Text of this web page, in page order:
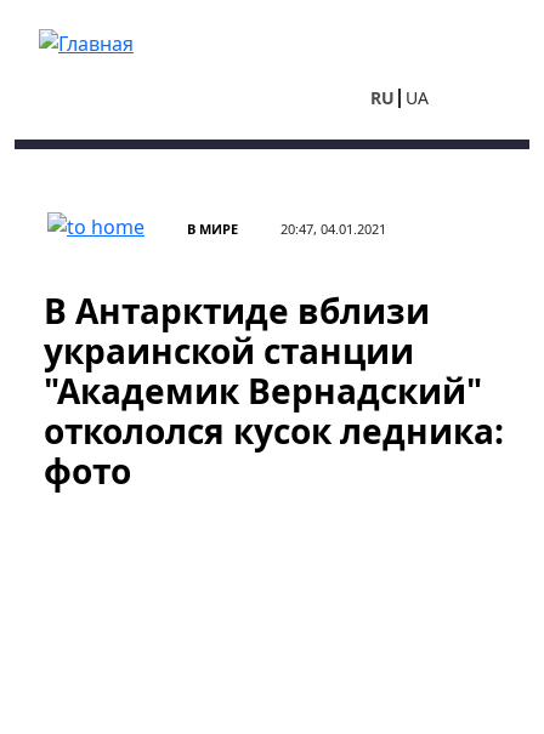
RU UA
В МИРЕ 20:47, 04.01.2021
В Антарктиде вблизи
украинской станции
"Академик Вернадский"
откололся кусок ледника:
фото